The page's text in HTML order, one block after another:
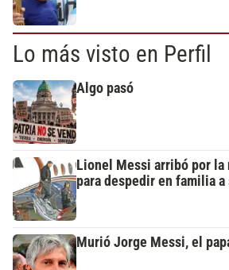
Lo más visto en Perfil
Algo pasó
Lionel Messi arribó por la
para despedir en familia a
Murió Jorge Messi, el